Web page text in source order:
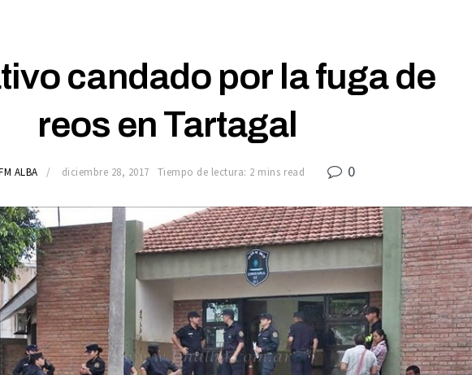
candado por la fuga de
reos en Tartagal
ALBA diciembre 28, 2017 Tiempo de lectura: 2 mins read 0